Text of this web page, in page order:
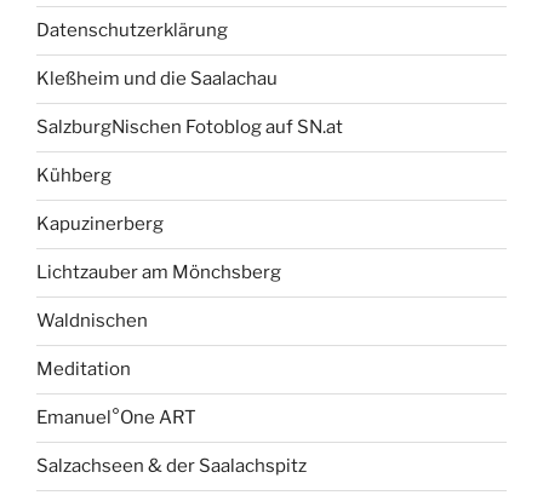
Datenschutzerklärung
Kleßheim und die Saalachau
SalzburgNischen Fotoblog auf SN.at
Kühberg
Kapuzinerberg
Lichtzauber am Mönchsberg
Waldnischen
Meditation
Emanuel°One ART
Salzachseen & der Saalachspitz